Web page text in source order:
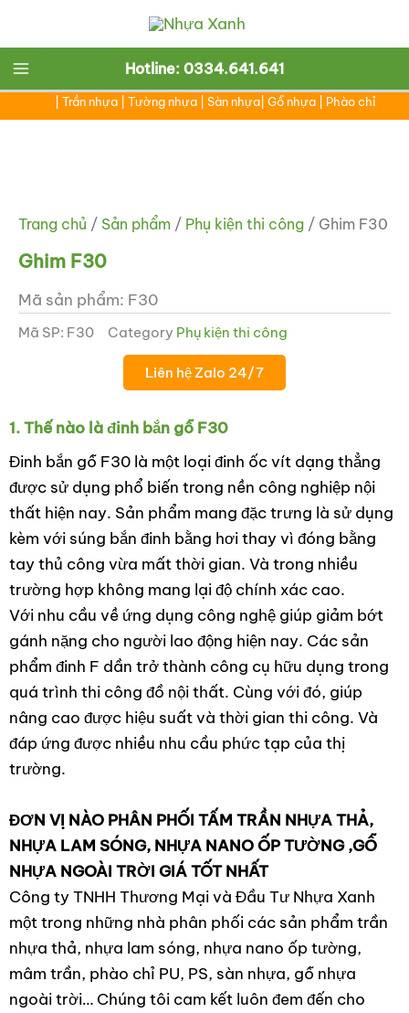
nội
dung
Main
Menu
Hotline: 0334.641.641
Trần nhựa| Tường nhựa| Sàn nhựa| Gỗ nhựa| Phào chỉ
Trang chủ / Sản phẩm / Phụ kiện thi công / Ghim F30
Ghim F30
Mã sản phẩm: F30
Mã SP: F30 Category Phụ kiện thi công
Liên hệ Zalo 24/7
1. Thế nào là đinh bắn gỗ F30
Đinh bắn gỗ F30 là một loại đinh ốc vít dạng thẳng
được sử dụng phổ biến trong nền công nghiệp nội
thất hiện nay. Sản phẩm mang đặc trưng là sử dụng
kèm với súng bắn đinh bằng hơi thay vì đóng bằng
tay thủ công vừa mất thời gian. Và trong nhiều
trường hợp không mang lại độ chính xác cao.
Với nhu cầu về ứng dụng công nghệ giúp giảm bớt
gánh nặng cho người lao động hiện nay. Các sản
phẩm đinh F dần trở thành công cụ hữu dụng trong
quá trình thi công đồ nội thất. Cùng với đó, giúp
nâng cao được hiệu suất và thời gian thi công. Và
đáp ứng được nhiều nhu cầu phức tạp của thị
trường.
ĐƠN VỊ NÀO PHÂN PHỐI TẤM TRẦN NHỰA THẢ,
NHỰA LAM SÓNG, NHỰA NANO ỐP TƯỜNG ,GỖ
NHỰA NGOÀI TRỜI GIÁ TỐT NHẤT
Công ty TNHH Thương Mại và Đầu Tư Nhựa Xanh
một trong những nhà phân phối các sản phẩm trần
nhựa thả, nhựa lam sóng, nhựa nano ốp tường,
mâm trần, phào chỉ PU, PS, sàn nhựa, gỗ nhựa
ngoài trời… Chúng tôi cam kết luôn đem đến cho